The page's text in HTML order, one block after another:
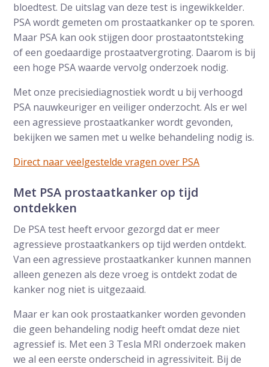
bloedtest. De uitslag van deze test is ingewikkelder.
PSA wordt gemeten om prostaatkanker op te sporen.
Maar PSA kan ook stijgen door prostaatontsteking
of een goedaardige prostaatvergroting. Daarom is bij
een hoge PSA waarde vervolg onderzoek nodig.
Met onze precisiediagnostiek wordt u bij verhoogd
PSA nauwkeuriger en veiliger onderzocht. Als er wel
een agressieve prostaatkanker wordt gevonden,
bekijken we samen met u welke behandeling nodig is.
Direct naar veelgestelde vragen over PSA
Met PSA prostaatkanker op tijd
ontdekken
De PSA test heeft ervoor gezorgd dat er meer
agressieve prostaatkankers op tijd werden ontdekt.
Van een agressieve prostaatkanker kunnen mannen
alleen genezen als deze vroeg is ontdekt zodat de
kanker nog niet is uitgezaaid.
Maar er kan ook prostaatkanker worden gevonden
die geen behandeling nodig heeft omdat deze niet
agressief is. Met een 3 Tesla MRI onderzoek maken
we al een eerste onderscheid in agressiviteit. Bij de